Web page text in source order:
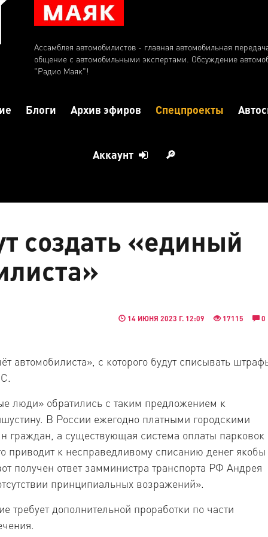
Ассамблея автомобилистов - главная автомобильная
общение с автомобильными экспертами. Обсуждение
"Радио Маяк"!
Блоги Архив эфиров Спецпроекты
Аккаунт 🔎
создать «единый
14 ИЮНЯ 2023 Г. 12:09 17115 0
автомобилиста», с которого будут списывать
люди» обратились с таким предложением к
В России ежегодно платными городскими
граждан, а существующая система оплаты парковок
приводит к несправедливому списанию денег якобы
получен ответ замминистра транспорта РФ Андрея
принципиальных возражений».
требует дополнительной проработки по части